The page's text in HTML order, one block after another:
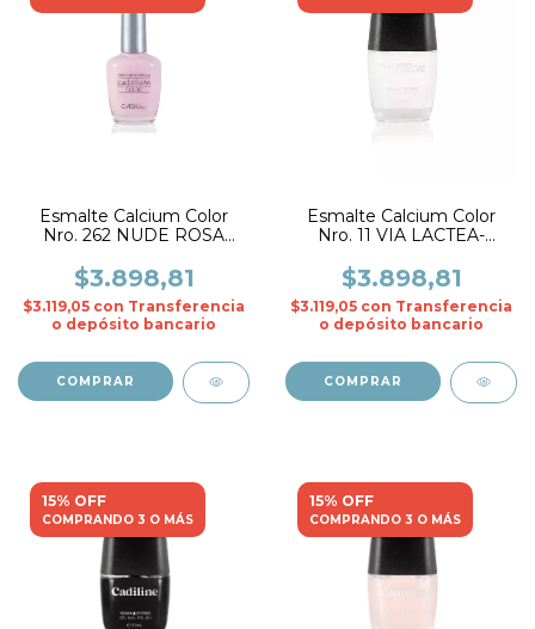
Esmalte Calcium Color
Nro. 262 NUDE ROSA
$3.898,81
$3.119,05 con Transferencia
o depósito bancario
Esmalte Calcium Color
Nro. 11 VIA LACTEA-
$3.898,81
$3.119,05 con Transferencia
o depósito bancario
15% OFF
COMPRANDO 3 O MÁS
15% OFF
COMPRANDO 3 O MÁS